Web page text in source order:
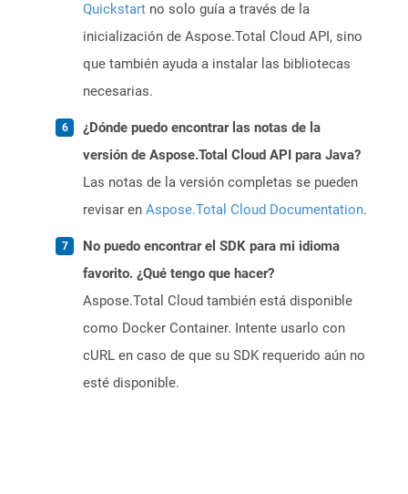
Quickstart no solo guía a través de la
inicialización de Aspose.Total Cloud API, sino
que también ayuda a instalar las bibliotecas
necesarias.
¿Dónde puedo encontrar las notas de la
versión de Aspose.Total Cloud API para Java?
Las notas de la versión completas se pueden
revisar en Aspose.Total Cloud Documentation.
No puedo encontrar el SDK para mi idioma
favorito. ¿Qué tengo que hacer?
Aspose.Total Cloud también está disponible
como Docker Container. Intente usarlo con
cURL en caso de que su SDK requerido aún no
esté disponible.